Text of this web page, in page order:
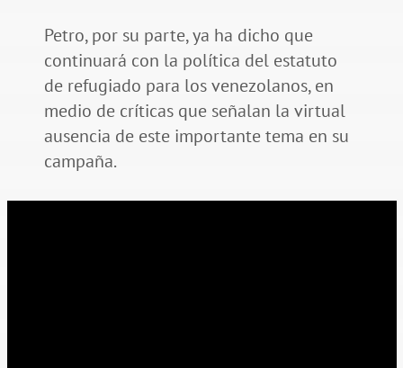
Petro, por su parte, ya ha dicho que
continuará con la política del estatuto
de refugiado para los venezolanos, en
medio de críticas que señalan la virtual
ausencia de este importante tema en su
campaña.